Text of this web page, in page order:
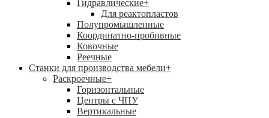
Гидравлические+
Для реактопластов
Полупромышленные
Координатно-пробивные
Ковочные
Реечные
Станки для производства мебели+
Раскроечные+
Горизонтальные
Центры с ЧПУ
Вертикальные